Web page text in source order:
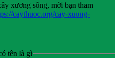
xương sông, mời bạn tham
caythuoc.org/cay-xuong-
tên là gì